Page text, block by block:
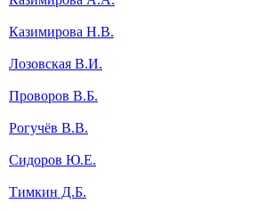
Казимирова Н.В.
Лозовская В.И.
Проворов В.Б.
Рогучёв В.В.
Сидоров Ю.Е.
Тимкин Д.Б.